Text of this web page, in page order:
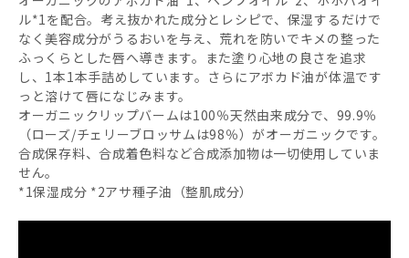
ル*1を配合。考え抜かれた成分とレシピで、保湿するだけで
なく美容成分がうるおいを与え、荒れを防いでキメの整った
ふっくらとした唇へ導きます。また塗り心地の良さを追求
し、1本1本手詰めしています。さらにアボカド油が体温です
っと溶けて唇になじみます。
オーガニックリップバームは100％天然由来成分で、99.9％
（ローズ/チェリーブロッサムは98％）がオーガニックです。
合成保存料、合成着色料など合成添加物は一切使用していま
せん。
*1保湿成分 *2アサ種子油（整肌成分）